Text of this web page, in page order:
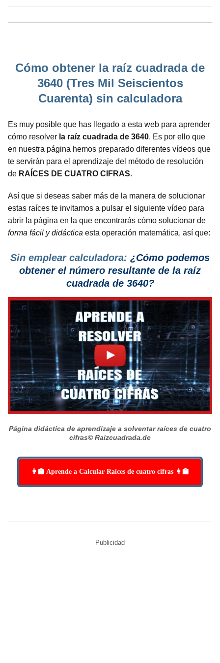
Cómo obtener la raíz cuadrada de
3640 (Tres Mil Seiscientos
Cuarenta) sin calculadora
Es muy posible que has llegado a esta web para aprender
cómo resolver la raíz cuadrada de 3640. Es por ello que
en nuestra página hemos preparado diferentes vídeos que
te servirán para el aprendizaje del método de resolución
de RAÍCES DE CUATRO CIFRAS.
Así que si deseas saber más de la manera de solucionar
estas raíces te invitamos a pulsar el siguiente vídeo para
abrir la página en la que encontrarás cómo solucionar de
forma fácil y didáctica esta operación matemática, así que:
Sin emplear calculadora: ¿Cómo podemos
obtener el número resultante de la raíz
cuadrada de 3640?
Página didáctica de aprendizaje a solventar raíces de cuatro
cifras© Raizcuadrada.de
👩‍🏫 Aprende a Calcular Raíces de cuatro cifras 👩‍🏫
Publicidad